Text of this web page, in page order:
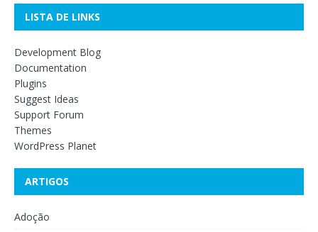
LISTA DE LINKS
Development Blog
Documentation
Plugins
Suggest Ideas
Support Forum
Themes
WordPress Planet
ARTIGOS
Adoção